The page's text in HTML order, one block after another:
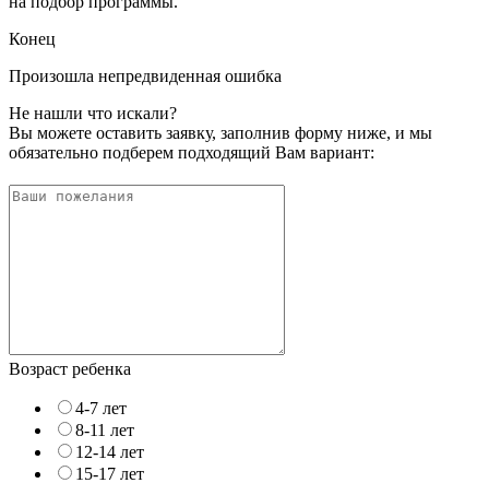
Конец
Произошла непредвиденная ошибка
Не нашли что искали?
Вы можете оставить заявку, заполнив форму ниже, и мы
обязательно подберем подходящий Вам вариант:
Возраст ребенка
4-7 лет
8-11 лет
12-14 лет
15-17 лет